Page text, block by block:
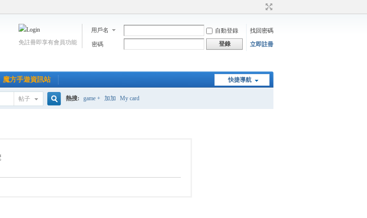
用戶名 自動登錄
找回密碼
密碼
登錄 立即註冊
免註冊即享有會員功能
快捷導航
魔方手遊資訊站
帖子 熱搜: game + 加加 My card